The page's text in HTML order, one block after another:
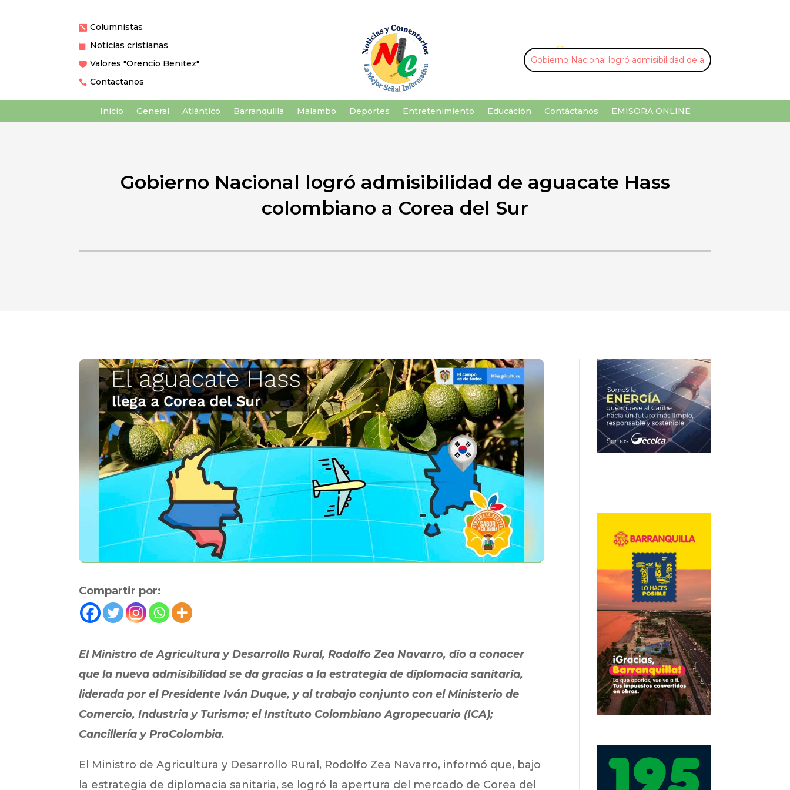
 Columnistas
 Noticias cristianas
 Valores "Orencio Benitez"
 Contactanos
U ¡Buscar por palabra clave!
Inicio General Atlántico Barranquilla Malambo Deportes Entretenimiento Educación Contáctanos EMISORA ONLINE
Gobierno Nacional logró admisibilidad de aguacate Hass
colombiano a Corea del Sur
Compartir por:
El Ministro de Agricultura y Desarrollo Rural, Rodolfo Zea Navarro, dio a conocer
que la nueva admisibilidad se da gracias a la estrategia de diplomacia sanitaria,
liderada por el Presidente Iván Duque, y al trabajo conjunto con el Ministerio de
Comercio, Industria y Turismo; el Instituto Colombiano Agropecuario (ICA);
Cancillería y ProColombia.
El Ministro de Agricultura y Desarrollo Rural, Rodolfo Zea Navarro, informó que, bajo
la estrategia de diplomacia sanitaria, se logró la apertura del mercado de Corea del